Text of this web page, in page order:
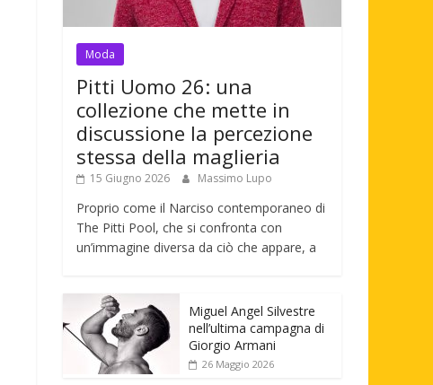
Moda
Pitti Uomo 26: una
collezione che mette in
discussione la percezione
stessa della maglieria
15 Giugno 2026 Massimo Lupo
Proprio come il Narciso contemporaneo di
The Pitti Pool, che si confronta con
un’immagine diversa da ciò che appare, a
Miguel Angel Silvestre
nell’ultima campagna di
Giorgio Armani
26 Maggio 2026